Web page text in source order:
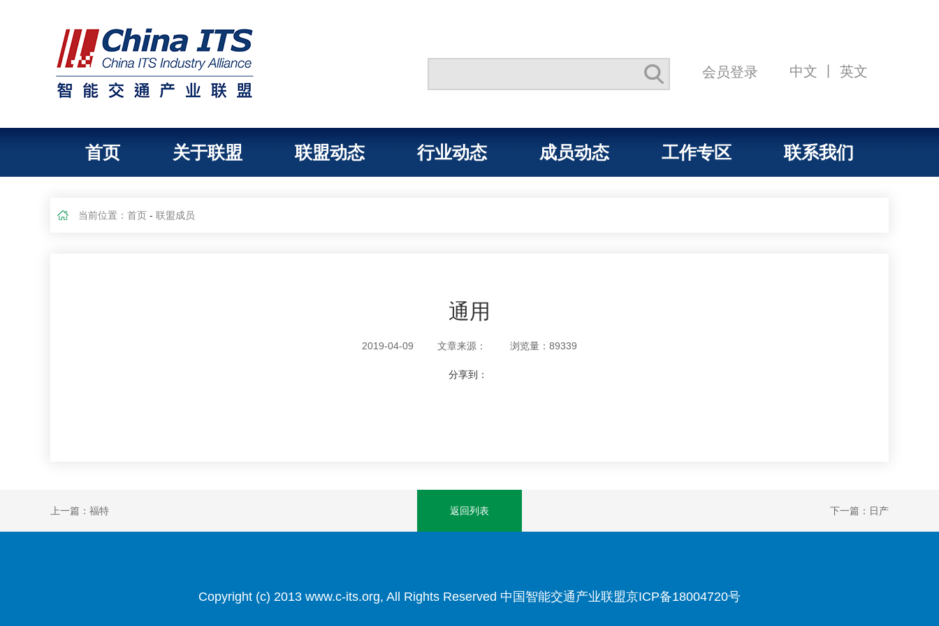
中文 英文
会员登录
首页 关于联盟 联盟动态 行业动态 成员动态 工作专区 联系我们
当前位置： 首页 - 联盟成员
通用
2019-04-09 文章来源： 浏览量：89339
分享到：
上一篇：福特 返回列表 下一篇：日产
Copyright (c) 2013 www.c-its.org, All Rights Reserved 中国智能交通产业联盟京ICP备18004720号